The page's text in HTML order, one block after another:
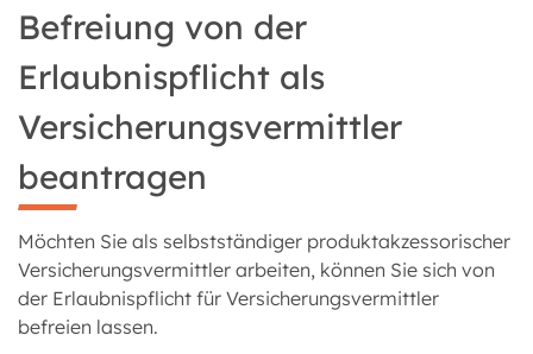
Befreiung von der
Erlaubnispflicht als
Versicherungsvermittler
beantragen
Möchten Sie als selbstständiger produktakzessorischer
Versicherungsvermittler arbeiten, können Sie sich von
der Erlaubnispflicht für Versicherungsvermittler
befreien lassen.